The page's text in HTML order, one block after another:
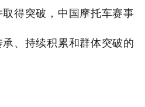
得突破，中国摩托车赛事
、持续积累和群体突破的